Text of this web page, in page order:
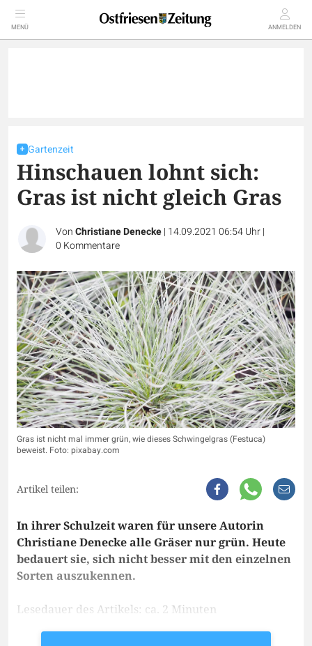
MENÜ ANMELDEN
Gartenzeit
Hinschauen lohnt sich:
Gras ist nicht gleich Gras
VonChristiane Denecke| 14.09.2021 06:54 Uhr|
0 Kommentare
Gras ist nicht mal immer grün, wie dieses Schwingelgras (Festuca)
beweist. Foto: pixabay.com
Artikel teilen:
In ihrer Schulzeit waren für unsere Autorin
Christiane Denecke alle Gräser nur grün. Heute
bedauert sie, sich nicht besser mit den einzelnen
Sorten auszukennen.
Lesedauer des Artikels: ca. 2 Minuten